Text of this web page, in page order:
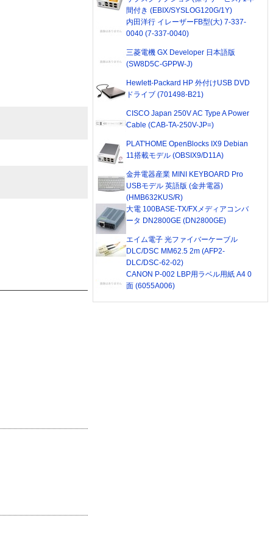
間付き (EBIX/SYSLOG120G/1Y)
内田洋行 イレーザーFB型(大) 7-337-
0040 (7-337-0040)
三菱電機 GX Developer 日本語版
(SW8D5C-GPPW-J)
Hewlett-Packard HP 外付けUSB DVD
ドライブ (701498-B21)
CISCO Japan 250V AC Type A Power
Cable (CAB-TA-250V-JP=)
PLAT'HOME OpenBlocks IX9 Debian
11搭載モデル (OBSIX9/D11A)
金井電器産業 MINI KEYBOARD Pro
USBモデル 英語版 (金井電器)
(HMB632KUS/R)
大電 100BASE-TX/FXメディアコンバ
ータ DN2800GE (DN2800GE)
エイム電子 光ファイバーケーブル
DLC/DSC MM62.5 2m (AFP2-
DLC/DSC-62-02)
CANON P-002 LBP用ラベル用紙 A4 0
面 (6055A006)